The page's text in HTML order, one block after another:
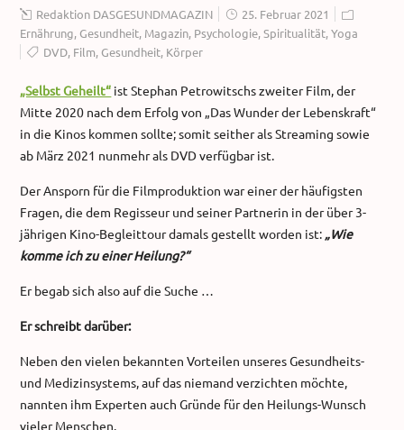
Redaktion DASGESUNDMAGAZIN
25. Februar 2021
Ernährung,Gesundheit, Magazin, Psychologie,Spiritualität,Yoga
DVD, Film,Gesundheit, Körper
„Selbst Geheilt“ ist Stephan Petrowitschs zweiter Film, der
Mitte 2020 nach dem Erfolg von „Das Wunder der Lebenskraft“
in die Kinos kommen sollte; somit seither als Streaming sowie
ab März 2021 nunmehr als DVD verfügbar ist.
Der Ansporn für die Filmproduktion war einer der häufigsten
Fragen, die dem Regisseur und seiner Partnerin in der über 3-
jährigen Kino-Begleittour damals gestellt worden ist: „Wie
komme ich zu einer Heilung?“
Er begab sich also auf die Suche …
Er schreibt darüber:
Neben den vielen bekannten Vorteilen unseres Gesundheits-
und Medizinsystems, auf das niemand verzichten möchte,
nannten ihm Experten auch Gründe für den Heilungs-Wunsch
vieler Menschen.